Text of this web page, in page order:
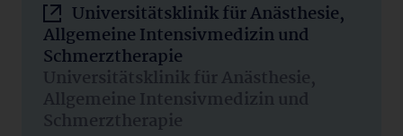
Universitätsklinik für Anästhesie,
Allgemeine Intensivmedizin und
Schmerztherapie
Universitätsklinik für Anästhesie,
Allgemeine Intensivmedizin und
Schmerztherapie